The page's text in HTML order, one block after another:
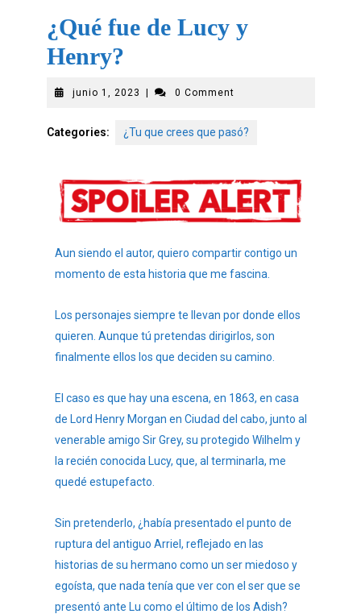
¿Qué fue de Lucy y
Henry?
junio 1, 2023 | 0 Comment
Categories: ¿Tu que crees que pasó?
Aun siendo el autor, quiero compartir contigo un
momento de esta historia que me fascina.
Los personajes siempre te llevan por donde ellos
quieren. Aunque tú pretendas dirigirlos, son
finalmente ellos los que deciden su camino.
El caso es que hay una escena, en 1863, en casa
de Lord Henry Morgan en Ciudad del cabo, junto al
venerable amigo Sir Grey, su protegido Wilhelm y
la recién conocida Lucy, que, al terminarla, me
quedé estupefacto.
Sin pretenderlo, ¿había presentado el punto de
ruptura del antiguo Arriel, reflejado en las
historias de su hermano como un ser miedoso y
egoísta, que nada tenía que ver con el ser que se
presentó ante Lu como el último de los Adish?